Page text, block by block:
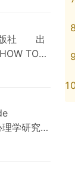
版社 出
TO
装帧:
学研究者
学类教